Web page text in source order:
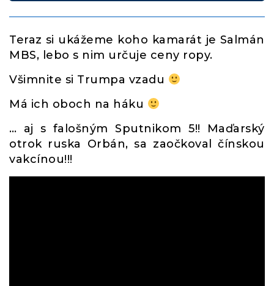
Teraz si ukážeme koho kamarát je Salmán
MBS, lebo s nim určuje ceny ropy.
Všimnite si Trumpa vzadu
Má ich oboch na háku
… aj s falošným Sputnikom 5!! Maďarský
otrok ruska Orbán, sa zaočkoval čínskou
vakcínou!!!